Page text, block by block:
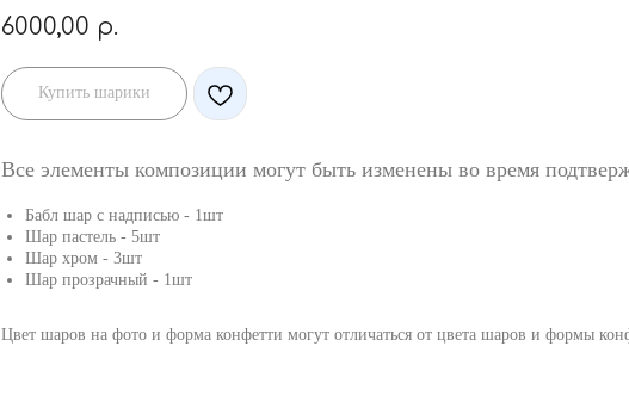
6000,00 р.
Купить шарики
Все элементы композиции могут быть изменены во время
Бабл шар с надписью - 1шт
Шар пастель - 5шт
Шар хром - 3шт
Шар прозрачный - 1шт
Цвет шаров на фото и форма конфетти могут отличаться от цвета шаров и формы